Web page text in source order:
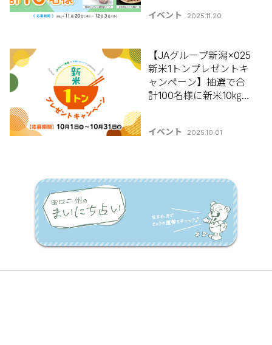
ら12/3(水)まで
イベント 2025.11.20
【JAグループ新潟×025
新米1トンプレゼントキ
ャンペーン】抽選で合
計100名様に新米10㎏が
イベント 2025.10.01